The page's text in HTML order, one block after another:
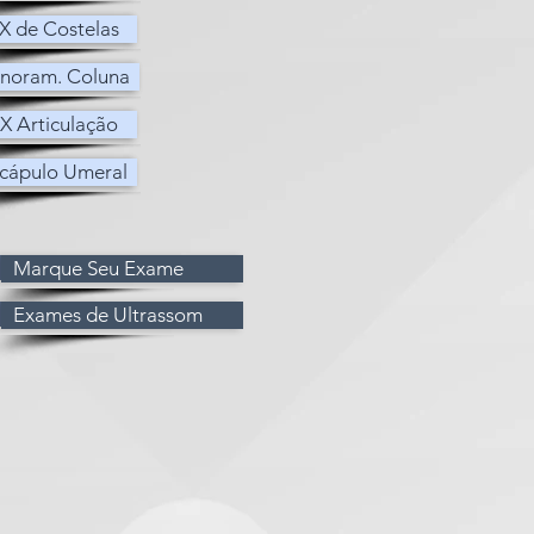
de Costelas
de Costelas
Coluna
Coluna
Articulação
Articulação
Umeral
Umeral
Marque Seu Exame
Exames de Ultrassom